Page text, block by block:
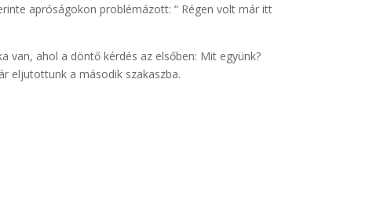
apróságokon problémázott: “ Régen volt már itt
van, ahol a döntő kérdés az elsőben: Mit együnk?
eljutottunk a második szakaszba.